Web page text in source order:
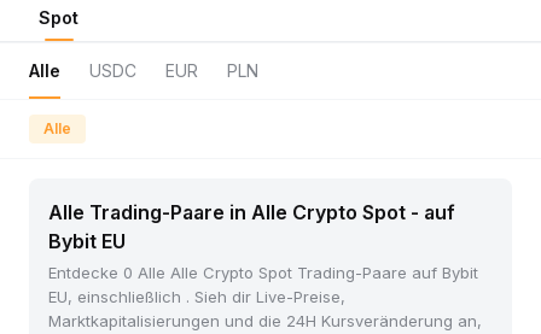
Spot
Alle USDC EUR PLN
Alle
Alle Trading-Paare in Alle Crypto Spot - auf
Bybit EU
Entdecke 0 Alle Alle Crypto Spot Trading-Paare auf Bybit
EU, einschließlich . Sieh dir Live-Preise,
Marktkapitalisierungen und die 24H Kursveränderung an,